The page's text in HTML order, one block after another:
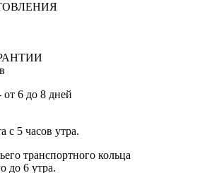
от 6 до 8 дней
с 5 часов утра.
транспортного кольца
до 6 утра.